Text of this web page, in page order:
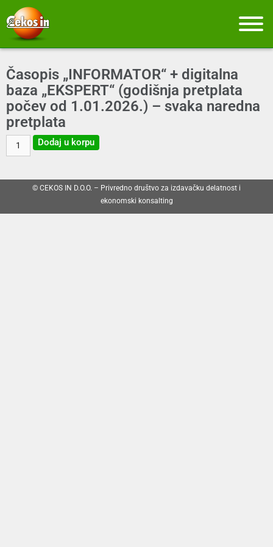
Časopis „INFORMATOR“ + digitalna
baza „EKSPERT“ (godišnja pretplata
počev od 1.01.2026.) – svaka naredna
pretplata
Dodaj u korpu
© CEKOS IN D.O.O. – Privredno društvo za izdavačku delatnost i
ekonomski konsalting